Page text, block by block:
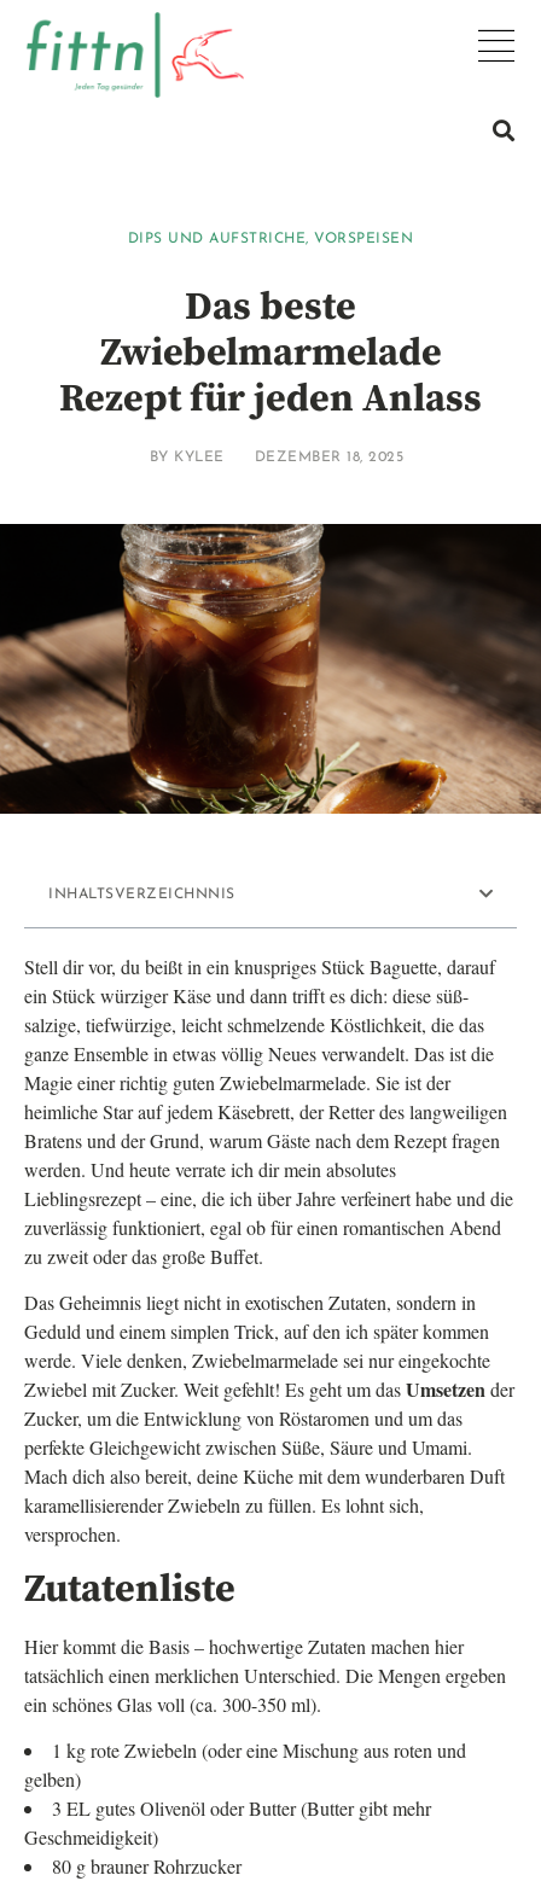
DIPS UND AUFSTRICHE, VORSPEISEN
Das beste
Zwiebelmarmelade
Rezept für jeden Anlass
BY KYLEE DEZEMBER 18, 2025
INHALTSVERZEICHNNIS
Stell dir vor, du beißt in ein knuspriges Stück Baguette, darauf
ein Stück würziger Käse und dann trifft es dich: diese süß-
salzige, tiefwürzige, leicht schmelzende Köstlichkeit, die das
ganze Ensemble in etwas völlig Neues verwandelt. Das ist die
Magie einer richtig guten Zwiebelmarmelade. Sie ist der
heimliche Star auf jedem Käsebrett, der Retter des langweiligen
Bratens und der Grund, warum Gäste nach dem Rezept fragen
werden. Und heute verrate ich dir mein absolutes
Lieblingsrezept – eine, die ich über Jahre verfeinert habe und die
zuverlässig funktioniert, egal ob für einen romantischen Abend
zu zweit oder das große Buffet.
Das Geheimnis liegt nicht in exotischen Zutaten, sondern in
Geduld und einem simplen Trick, auf den ich später kommen
werde. Viele denken, Zwiebelmarmelade sei nur eingekochte
Zwiebel mit Zucker. Weit gefehlt! Es geht um dasUmsetzender
Zucker, um die Entwicklung von Röstaromen und um das
perfekte Gleichgewicht zwischen Süße, Säure und Umami.
Mach dich also bereit, deine Küche mit dem wunderbaren Duft
karamellisierender Zwiebeln zu füllen. Es lohnt sich,
versprochen.
Zutatenliste
Hier kommt die Basis – hochwertige Zutaten machen hier
tatsächlich einen merklichen Unterschied. Die Mengen ergeben
ein schönes Glas voll (ca. 300-350 ml).
1 kg rote Zwiebeln (oder eine Mischung aus roten und
gelben)
3 EL gutes Olivenöl oder Butter (Butter gibt mehr
Geschmeidigkeit)
80 g brauner Rohrzucker